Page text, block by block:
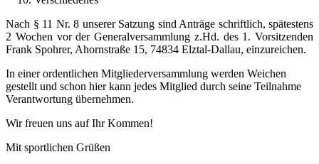
Nach § 11 Nr. 8 unserer Satzung sind Anträge schriftlich, spätestens
2 Wochen vor der Generalversammlung z.Hd. des 1. Vorsitzenden
Frank Spohrer, Ahornstraße 15, 74834 Elztal-Dallau, einzureichen.
In einer ordentlichen Mitgliederversammlung werden Weichen
gestellt und schon hier kann jedes Mitglied durch seine Teilnahme
Verantwortung übernehmen.
Wir freuen uns auf Ihr Kommen!
Mit sportlichen Grüßen